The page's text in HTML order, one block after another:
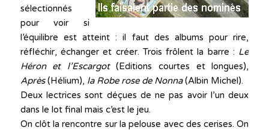
sélectionnés
pour voir si
l’équilibre est atteint : il faut des albums pour rire,
réfléchir, échanger et créer. Trois frôlent la barre : Le
Héron et l’Escargot(Editions courtes et longues),
Après(Hélium), la Robe rose de Nonna(Albin Michel).
Deux lectrices sont déçues de ne pas avoir l’un deux
dans le lot final mais c’est le jeu.
On clôt la rencontre sur la pelouse avec des cerises. On